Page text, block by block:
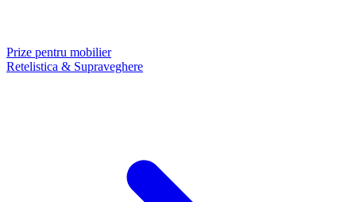
Prize pentru mobilier
Retelistica & Supraveghere